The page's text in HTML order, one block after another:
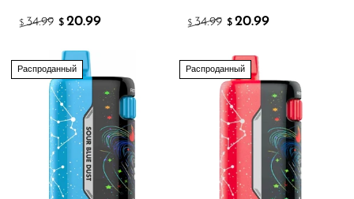
Naked
Nexa
NIKO Bar
North
Off-Stamp
$ 34.99 $ 20.99 $ 34.99 $ 20.99
Распроданный Распроданный